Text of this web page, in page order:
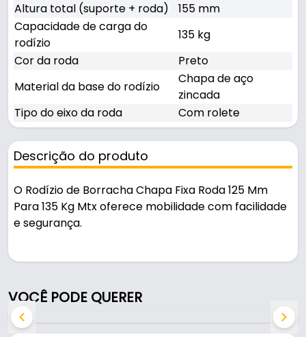
Altura total (suporte + roda)
155 mm
Capacidade de carga do
rodízio
135 kg
Cor da roda
Preto
Material da base do rodízio
Chapa de aço
zincada
Tipo do eixo da roda
Com rolete
Descrição do produto
O Rodízio de Borracha Chapa Fixa Roda 125 Mm
Para 135 Kg Mtx oferece mobilidade com facilidade
e segurança.
Características:
- Marca: Mtx
VOCÊ PODE QUERER